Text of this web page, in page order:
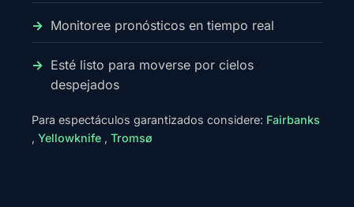
Monitoree pronósticos en tiempo real
Esté listo para moverse por cielos
despejados
Para espectáculos garantizados considere: Fairbanks
, Yellowknife , Tromsø